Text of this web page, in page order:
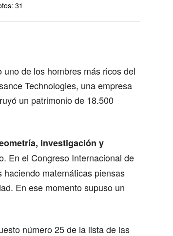
31
de los hombres más ricos del
Technologies, una empresa
un patrimonio de 18.500
investigación y
En el Congreso Internacional de
haciendo matemáticas piensas
En ese momento supuso un
número 25 de la lista de las